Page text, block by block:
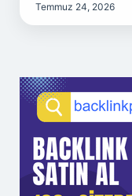
Temmuz 24, 2026